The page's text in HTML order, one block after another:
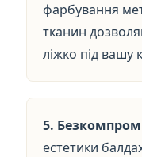
фарбування
тканин
ліжко під вашу
5.
естетики